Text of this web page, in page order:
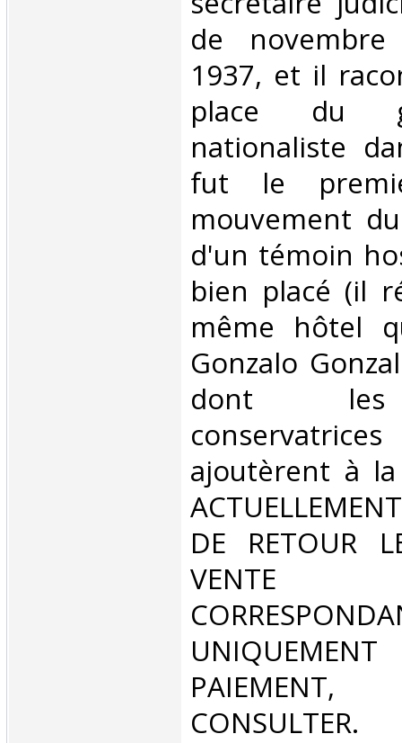
de
1937, et il
place du
nationaliste
fut le
mouvement
d'un témoin
bien placé (il
même hôtel
Gonzalo
dont les
ajoutèrent à
DE RETOUR
CONSULTER.‎